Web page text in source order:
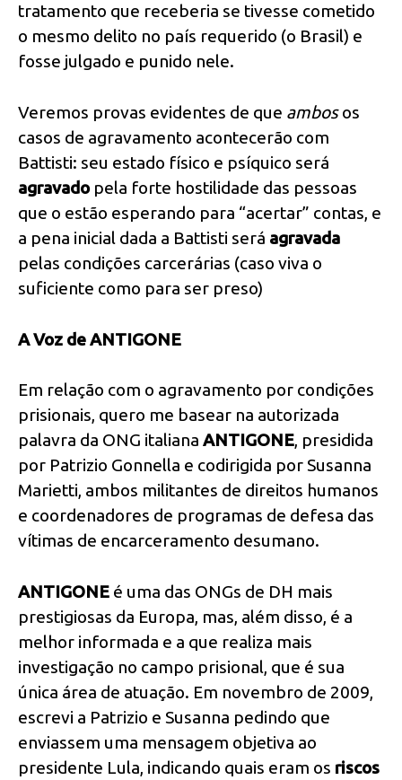
tratamento que receberia se tivesse cometido
o mesmo delito no país requerido (o Brasil) e
fosse julgado e punido nele.
Veremos provas evidentes de que ambosos
casos de agravamento acontecerão com
Battisti: seu estado físico e psíquico será
agravado pela forte hostilidade das pessoas
que o estão esperando para “acertar” contas, e
a pena inicial dada a Battisti será agravada
pelas condições carcerárias (caso viva o
suficiente como para ser preso)
A Voz de ANTIGONE
Em relação com o agravamento por condições
prisionais, quero me basear na autorizada
palavra da ONG italiana ANTIGONE, presidida
por Patrizio Gonnella e codirigida por Susanna
Marietti, ambos militantes de direitos humanos
e coordenadores de programas de defesa das
vítimas de encarceramento desumano.
ANTIGONE é uma das ONGs de DH mais
prestigiosas da Europa, mas, além disso, é a
melhor informada e a que realiza mais
investigação no campo prisional, que é sua
única área de atuação. Em novembro de 2009,
escrevi a Patrizio e Susanna pedindo que
enviassem uma mensagem objetiva ao
presidente Lula, indicando quais eram os riscos